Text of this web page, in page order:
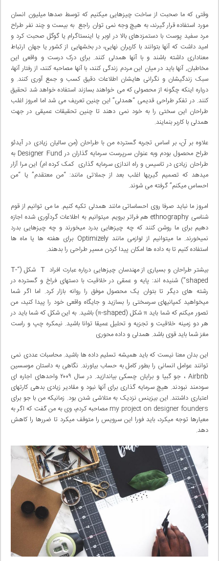
وقتی که ما صحبت از ساخت چیزهایی میکنیم که توسط صدها میلیون انسان
مورد استفاده قرار گیرند، به هیچ وجه نمی توان راجع به بیست و چند نفر طراح
مرد سفید پوست با دستمزدهای بالا در اوبر یا اینستاگرام یا گوگل صحبت کرد و
امید داشت که آنها بتوانند با کاربران نهایی، در بخشهایی از کشور یا جهان ارتباط
معناداری داشته باشند و با آنها همدلی کنند. برای درک درست و واقعی این
مخاطبان, آنها باید در میان این مردم زندگی کنند، با آنها مصاحبه کنند، از رفتار آنها،
سبک زندگیشان و نگرانی هایشان اطلاعات دقیق کسب و جمع آوری کنند. و
درباره اینکه چگونه از محصولی که می خواهند بسازند استفاده خواهد شد تحقیق
کنند. در تفکر طراحی قدیمی “همدلی” این چنین تعریف می شد اما امروز اغلب
طراحان این سختی را به خود نمی دهند تا چنین تحقیقات عمیقی در جهت
همدلی با کاربر بنمایند.
علاوه بر آن، بر اساس تجربه گسترده من با طراحان (من سالیان زیادی در آیدئو
طراح محصول بودم وبه عنوان سرپرست سرمایه گذاران در Designer Fund به
طراحان زیادی در تاسیس و راه اندازی سرمایه گذاری کمک کرده ام) این مرا آزار
میدهد که تصمیم گیریها اغلب بعد از جملاتی مانند: “من معتقدم” یا “من
احساس میکنم” گرفته می شوند.
امروز ما نباید صرفا روی احساساتی مانند همدلی تکیه کنیم. ما می توانیم از قوم
شناسی ethnography هم فراتر برویم. میتوانیم به اطلاعات گردآوری شده اجازه
دهیم برای ما روشن کنند که چه چیزهایی بدرد میخورند و چه چیزهایی بدرد
نمیخورند. ما میتوانیم از لوازمی مانند Optimizely برای هفته ها یا ماه ها
استفاده کنیم تا به داده ها امکان پیدا کردن مسیر طراحی را بدهند.
بیشتر طراحان و بسیاری از مهندسان چیزهایی درباره عبارت افراد T شکل (“T-
shaped”) شنیده اند: پایه و عمقی در خلاقیت با دستهای فراخ و گسترده در
رشته های دیگر تا بتوان یک محصول موفق را روانه بازار کرد. اما اگر شما
میخواهید کمپانیهای سرسختی را بسازید و جایگاه واقعی خود را پیدا کنید، من
تصور میکنم که شما باید π شکل (π-shaped) باشید. به این شکل که شما باید در
هر دو زمینه خلاقیت و تجزیه و تحلیل عمیقا توانا باشید. نیمکره چپ و راست
مغز شما باید قوی باشد. همدلی و داده محوری
این بدان معنا نیست که باید همیشه تسلیم داده ها باشید. محاسبات عددی نمی
توانند عوامل انسانی را بطور کامل به حساب بیاورند. نگاهی به داستان موسسین
Airbnb ، جو گبیا و برایان چسکی بیاندازید. در سال ۲۰۰۹ واحدهای اجاره ای
سودمند نبودند. هیچ سرمایه گذاری برای آنها نبود و مقادیر زیادی بدهی کارتهای
اعتباری داشتند. این بیزینس نزدیک به متلاشی شدن بود. زمانیکه من با جو برای
my project on designer founders مصاحبه کردم، وی به من گفت که اگر به
معیارها توجه میکرد، باید فورا این سرویس را متوقف میکرد تا ضررها را کاهش
دهد.